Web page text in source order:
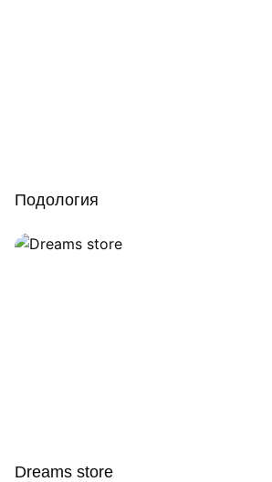
Подология
Dreams store